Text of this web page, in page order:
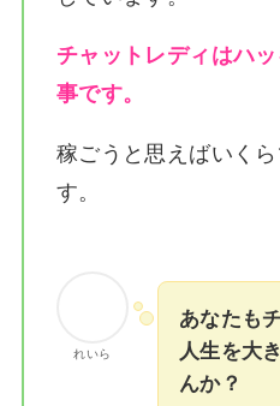
チャットレディはハ
事です。
稼ごうと思えばいく
す。
れいら
あなたも
人生を大
んか？